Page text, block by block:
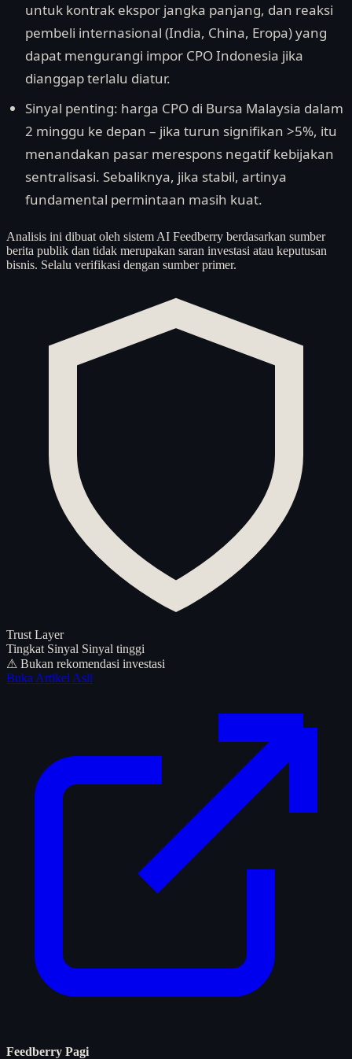
untuk kontrak ekspor jangka panjang, dan reaksi
pembeli internasional (India, China, Eropa) yang
dapat mengurangi impor CPO Indonesia jika
dianggap terlalu diatur.
Sinyal penting: harga CPO di Bursa Malaysia dalam
2 minggu ke depan – jika turun signifikan >5%, itu
menandakan pasar merespons negatif kebijakan
sentralisasi. Sebaliknya, jika stabil, artinya
fundamental permintaan masih kuat.
Analisis ini dibuat oleh sistem AI Feedberry berdasarkan sumber
berita publik dan tidak merupakan saran investasi atau keputusan
bisnis. Selalu verifikasi dengan sumber primer.
Trust Layer
Tingkat Sinyal Sinyal tinggi
⚠ Bukan rekomendasi investasi
Buka Artikel Asli
Feedberry Pagi